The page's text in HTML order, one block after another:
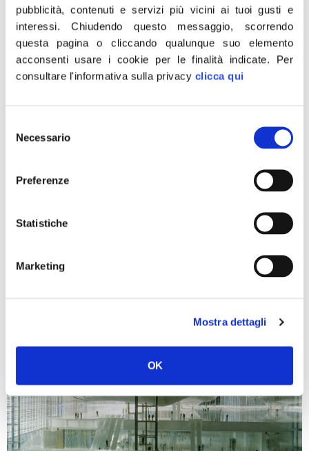
pubblicità, contenuti e servizi più vicini ai tuoi gusti e
interessi.Chiudendo questo messaggio, scorrendo
questa pagina o cliccando qualunque suo elemento
acconsenti usare i cookie per le finalità indicate. Per
consultare l'informativa sulla privacy clicca qui
delNecessario
Preferenze
Statistiche
Marketing
Mostra dettagli
OK
Anche quest’anno si rinnova la tradizione del calendario
di Fratelli d’Italia – Alleanza Nazionale. Il partito guidato
alle ore 12.00 c/o la sede di Fratelli d’Italia – An Napoli
(centro direzionale, Isola F4, 13° piano)la presentazione
l’occasione per fare un resoconto sulle […]
Nuvola Fuksas, Rampelli: